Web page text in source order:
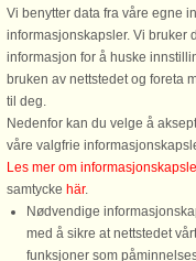
beliggende på stor
Rindby. Huset er lyst indrettet
stue med brændeovn i delvis
forbindelse til stue og
Hele vejen rundt om huset er ...
fra 6.363 NOK
Vi benytter data fra våre egne
informasjonskapsler. Vi bruker
informasjon for å huske
bruken av nettstedet og foreta
til deg.
Nedenfor kan du velge å
våre valgfrie
Les mer om
samtycke här.
Nødvendige
med å sikre at nettstedet
funksjoner som